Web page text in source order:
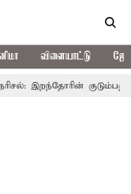
விளையாட்டு
இறந்தோரின்